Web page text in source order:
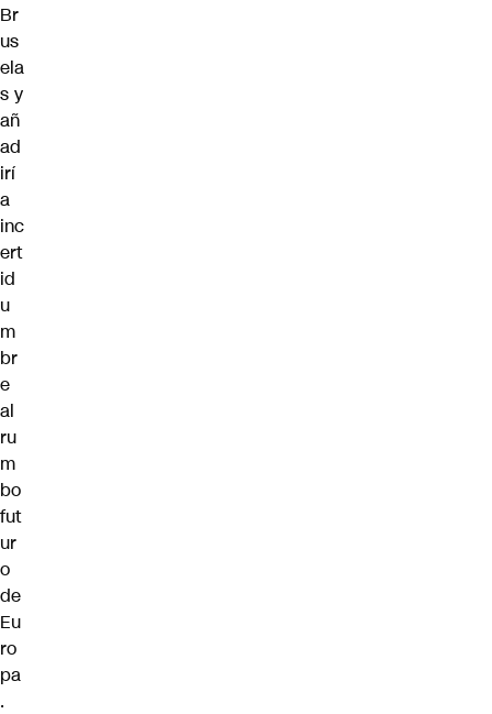
Br
us
ela
s y
añ
ad
irí
a
inc
ert
id
u
m
br
e
al
ru
m
bo
fut
ur
o
de
Eu
ro
pa
.